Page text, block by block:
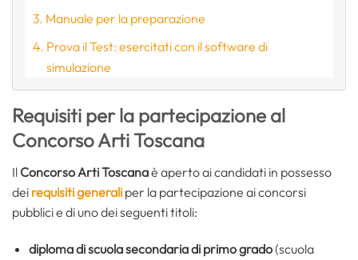
Manuale per la preparazione
Prova il Test: esercitati con il software di
simulazione
Requisiti per la partecipazione al
Concorso Arti Toscana
Il Concorso Arti Toscanaè aperto ai candidati in possesso
dei requisiti generali per la partecipazione ai concorsi
pubblici e di uno dei seguenti titoli:
diploma di scuola secondaria di primo grado(scuola